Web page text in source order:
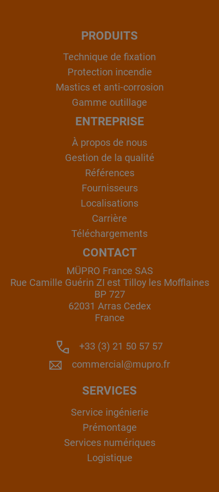
PRODUITS
Technique de fixation
Protection incendie
Mastics et anti-corrosion
Gamme outillage
ENTREPRISE
À propos de nous
Gestion de la qualité
Références
Fournisseurs
Localisations
Carrière
Téléchargements
CONTACT
MÜPRO France SAS
Rue Camille Guérin ZI est Tilloy les Mofflaines
BP 727
62031 Arras Cedex
France
+33 (3) 21 50 57 57
commercial@mupro.fr
SERVICES
Service ingénierie
Prémontage
Services numériques
Logistique